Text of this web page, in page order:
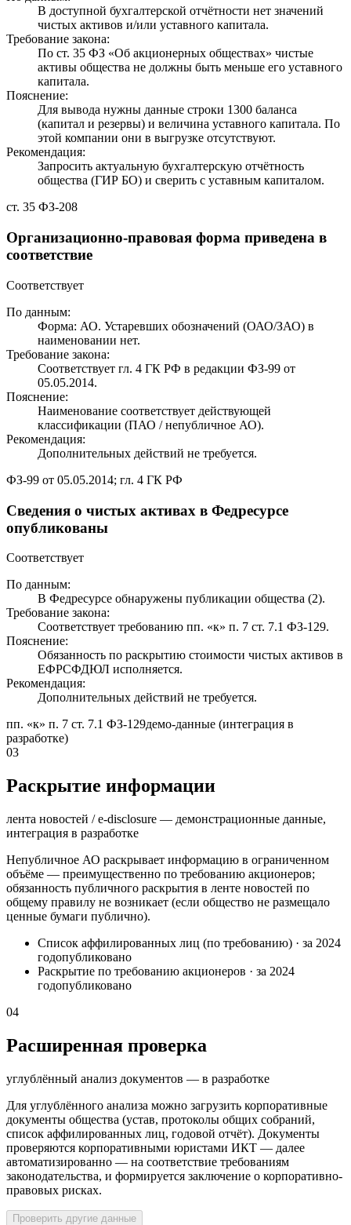
В доступной бухгалтерской отчётности нет значений
чистых активов и/или уставного капитала.
Требование закона:
По ст. 35 ФЗ «Об акционерных обществах» чистые
активы общества не должны быть меньше его уставного
капитала.
Пояснение:
Для вывода нужны данные строки 1300 баланса
(капитал и резервы) и величина уставного капитала. По
этой компании они в выгрузке отсутствуют.
Рекомендация:
Запросить актуальную бухгалтерскую отчётность
общества (ГИР БО) и сверить с уставным капиталом.
ст. 35 ФЗ-208
Организационно-правовая форма приведена в
соответствие
Соответствует
По данным:
Форма: АО. Устаревших обозначений (ОАО/ЗАО) в
наименовании нет.
Требование закона:
Соответствует гл. 4 ГК РФ в редакции ФЗ-99 от
05.05.2014.
Пояснение:
Наименование соответствует действующей
классификации (ПАО / непубличное АО).
Рекомендация:
Дополнительных действий не требуется.
ФЗ-99 от 05.05.2014; гл. 4 ГК РФ
Сведения о чистых активах в Федресурсе
опубликованы
Соответствует
По данным:
В Федресурсе обнаружены публикации общества (2).
Требование закона:
Соответствует требованию пп. «к» п. 7 ст. 7.1 ФЗ-129.
Пояснение:
Обязанность по раскрытию стоимости чистых активов в
ЕФРСФДЮЛ исполняется.
Рекомендация:
Дополнительных действий не требуется.
пп. «к» п. 7 ст. 7.1 ФЗ-129демо-данные (интеграция в
разработке)
03
Раскрытие информации
лента новостей / e-disclosure — демонстрационные данные,
интеграция в разработке
Непубличное АО раскрывает информацию в ограниченном
объёме — преимущественно по требованию акционеров;
обязанность публичного раскрытия в ленте новостей по
общему правилу не возникает (если общество не размещало
ценные бумаги публично).
Список аффилированных лиц (по требованию) · за 2024
годопубликовано
Раскрытие по требованию акционеров · за 2024
годопубликовано
04
Расширенная проверка
углублённый анализ документов — в разработке
Для углублённого анализа можно загрузить корпоративные
документы общества (устав, протоколы общих собраний,
список аффилированных лиц, годовой отчёт). Документы
проверяются корпоративными юристами ИКТ — далее
автоматизированно — на соответствие требованиям
законодательства, и формируется заключение о корпоративно-
правовых рисках.
Проверить другие данные